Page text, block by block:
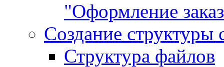
"Оформление
Создание структуры
Структура файлов